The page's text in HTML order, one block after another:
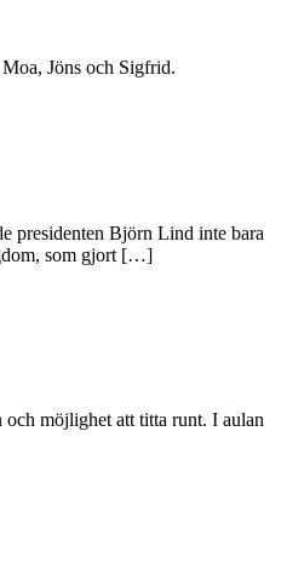
Jöns och Sigfrid.
presidenten Björn Lind inte bara
som gjort […]
och möjlighet att titta runt. I aulan